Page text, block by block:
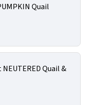
Quail
Quail &